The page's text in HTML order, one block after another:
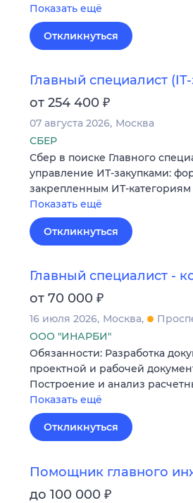
Показать ещё
Откликнуться
Главный специалист
от 254 400 ₽
07 августа 2026 Москва
СБЕР
Сбер в поиске Главного
управление ИТ-закупками:
закрепленным ИТ-категориям
Показать ещё
Откликнуться
Главный специалист -
от 70 000 ₽
16 июля 2026 Москва
ООО "ИНАРБИ"
Обязанности: Разработка
проектной и рабочей
Построение и анализ
Показать ещё
Откликнуться
Помощник главного
до 100 000 ₽